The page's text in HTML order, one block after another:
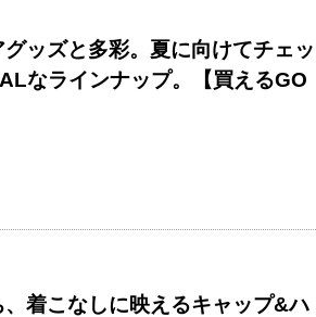
ッズと多彩。夏に向けてチェッ
なラインナップ。【買えるGO
着こなしに映えるキャップ&ハ